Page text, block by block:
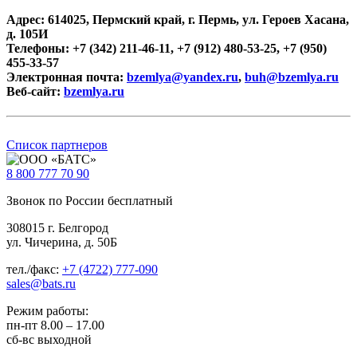
Адрес: 614025, Пермский край, г. Пермь, ул. Героев Хасана,
д. 105И
Телефоны: +7 (342) 211-46-11, +7 (912) 480-53-25, +7 (950)
455-33-57
Электронная почта: bzemlya@yandex.ru, buh@bzemlya.ru
Веб-сайт: bzemlya.ru
Список партнеров
8 800 777 70 90
Звонок по России бесплатный
308015 г. Белгород
ул. Чичерина, д. 50Б
тел./факс: +7 (4722) 777-090
sales@bats.ru
Режим работы:
пн-пт 8.00 – 17.00
сб-вс выходной